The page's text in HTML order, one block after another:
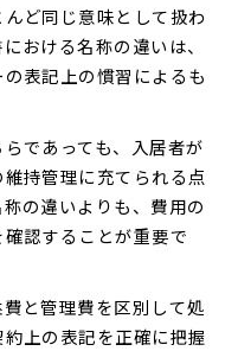
ついて解説します。
ど同じ意味として扱わ
おける名称の違いは、
表記上の慣習によるも
であっても、入居者が
持管理に充てられる点
の違いよりも、費用の
認することが重要で
と管理費を区別して処
上の表記を正確に把握